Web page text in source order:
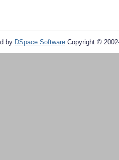
by DSpace Software Copyright ©